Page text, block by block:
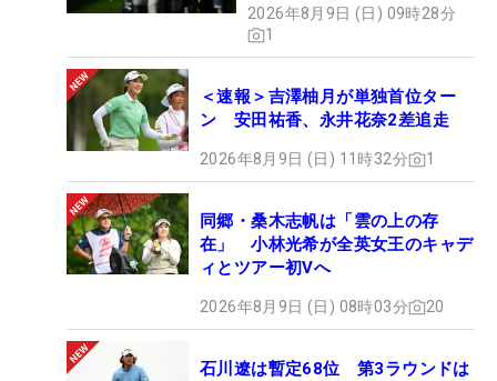
2026年8月9日 (日) 09時28分
1
＜速報＞吉澤柚月が単独首位ター
ン 安田祐香、永井花奈2差追走
2026年8月9日 (日) 11時32分 1
同郷・桑木志帆は「雲の上の存
在」 小林光希が全英女王のキャデ
ィとツアー初Vへ
2026年8月9日 (日) 08時03分 20
石川遼は暫定68位 第3ラウンドは